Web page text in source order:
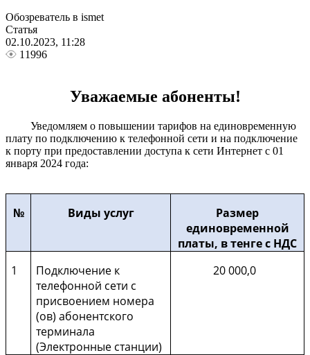
Обозреватель в ismet
Статья
02.10.2023, 11:28
11996
Уважаемые абоненты!
Уведомляем о повышении тарифов на единовременную
плату по подключению к телефонной сети и на подключение
к порту при предоставлении доступа к сети Интернет с 01
января 2024 года:
№ Виды услуг
Размер
единовременной
платы, в тенгес НДС
1
Подключение к
телефонной сети с
присвоением номера
(ов) абонентского
терминала
(Электронные станции)
20 000,0